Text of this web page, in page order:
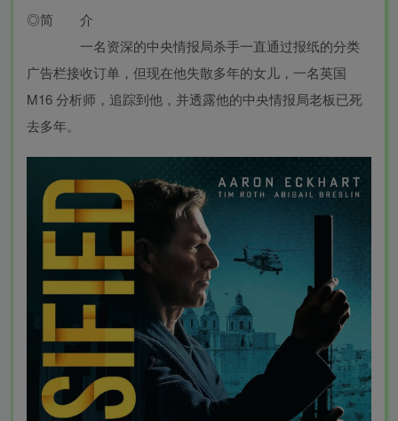
◎简 介
一名资深的中央情报局杀手一直通过报纸的分类
广告栏接收订单，但现在他失散多年的女儿，一名英国
M16 分析师，追踪到他，并透露他的中央情报局老板已死
去多年。